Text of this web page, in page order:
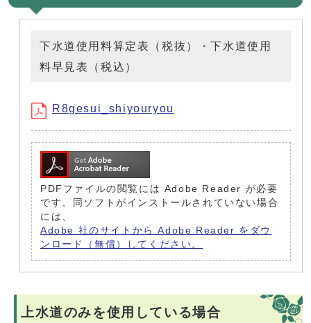
下水道使用料算定表（税抜）・下水道使用
料早見表（税込）
R8gesui_shiyouryou
PDFファイルの閲覧には Adobe Reader が必要
です。同ソフトがインストールされていない場合
には、
Adobe 社のサイトから Adobe Reader をダウ
ンロード（無償）してください。
上水道のみを使用している場合